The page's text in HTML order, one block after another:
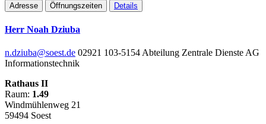
Adresse Öffnungszeiten Details
Herr Noah Dziuba
n.dziuba@soest.de 02921 103-5154 Abteilung Zentrale Dienste AG
Informationstechnik
Rathaus II
Raum: 1.49
Windmühlenweg 21
59494 Soest